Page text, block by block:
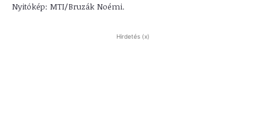
Nyitókép: MTI/Bruzák Noémi.
Hirdetés (x)